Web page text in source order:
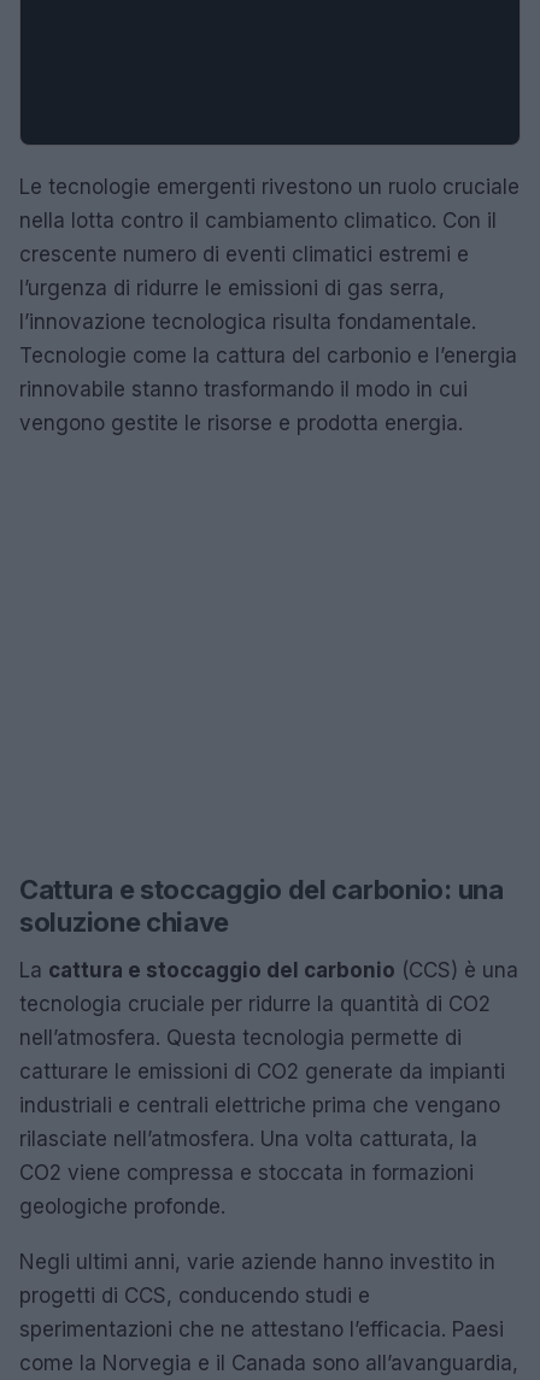
Le tecnologie emergenti rivestono un ruolo cruciale
nella lotta contro il cambiamento climatico. Con il
crescente numero di eventi climatici estremi e
l’urgenza di ridurre le emissioni di gas serra,
l’innovazione tecnologica risulta fondamentale.
Tecnologie come la cattura del carbonio e l’energia
rinnovabile stanno trasformando il modo in cui
vengono gestite le risorse e prodotta energia.
Cattura e stoccaggio del carbonio: una
soluzione chiave
La cattura e stoccaggio del carbonio (CCS) è una
tecnologia cruciale per ridurre la quantità di CO2
nell’atmosfera. Questa tecnologia permette di
catturare le emissioni di CO2 generate da impianti
industriali e centrali elettriche prima che vengano
rilasciate nell’atmosfera. Una volta catturata, la
CO2 viene compressa e stoccata in formazioni
geologiche profonde.
Negli ultimi anni, varie aziende hanno investito in
progetti di CCS, conducendo studi e
sperimentazioni che ne attestano l’efficacia. Paesi
come la Norvegia e il Canada sono all’avanguardia,